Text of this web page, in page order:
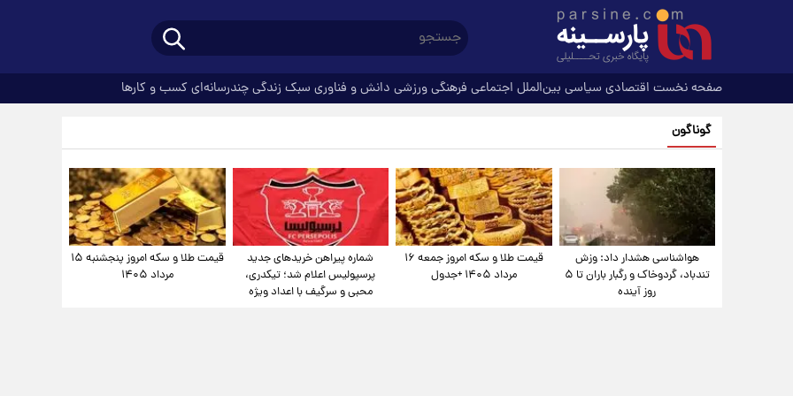
صفحه نخست اقتصادی سیاسی بین‌الملل اجتماعی فرهنگیورزشی دانش و فناوری سبک زندگیچندرسانه‌ای کسب و کارها
گوناگون
هواشناسی هشدار داد: وزش
تندباد، گردوخاک و رگبار باران تا ۵
روز آینده
قیمت طلا و سکه امروز جمعه ۱۶
مرداد ۱۴۰۵ +جدول
شماره پیراهن خریدهای جدید
پرسپولیس اعلام شد؛ تیکدری،
محبی و سرگیف با اعداد ویژه
قیمت طلا و سکه امروز پنجشنبه ۱۵
مرداد ۱۴۰۵